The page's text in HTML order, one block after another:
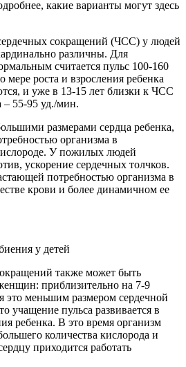
какие варианты могут здесь
сокращений (ЧСС) у людей
различны. Для
считается пульс 100-160
мере роста и взросления ребенка
и уже в 13-15 лет близки к ЧСС
– 55-95 уд./мин.
размерами сердца ребенка,
организма в
У пожилых людей
ускорение сердечных толчков.
потребностью организма в
крови и более динамичном ее
у детей
также может быть
приблизительно на 7-9
это меньшим размером сердечной
учащение пульса развивается в
ребенка. В это время организм
количества кислорода и
приходится работать